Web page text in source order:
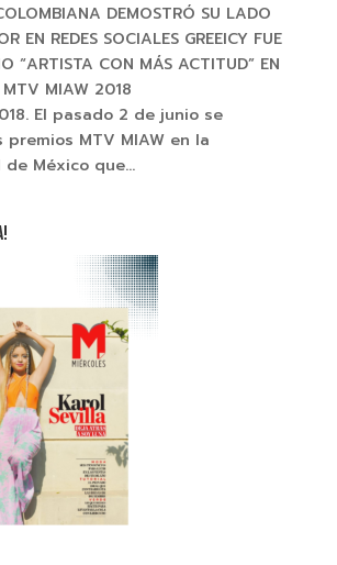
DEMOSTRÓ SU LADO
EN REDES SOCIALES GREEICY FUE
“ARTISTA CON MÁS ACTITUD” EN
MTV MIAW 2018
El pasado 2 de junio se
MTV MIAW en la
México que...